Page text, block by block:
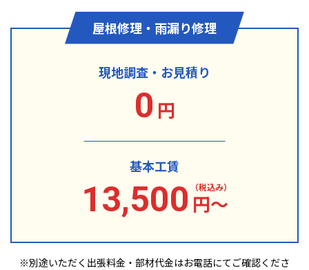
屋根修理・雨漏り修理
現地調査・お見積り
0 円
基本工賃
13,500 円〜
（税込み）
※別途いただく出張料金・部材代金はお電話にてご確認くださ